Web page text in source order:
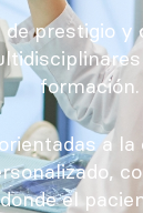
prestigio y
formación.
a
el